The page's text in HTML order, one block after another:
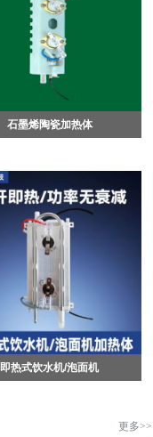
石墨烯陶瓷加热体
即热式饮水机/泡面机
更多>>